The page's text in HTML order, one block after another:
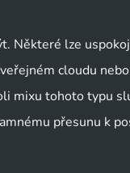
Některé lze
cloudu
mixu tohoto typu
přesunu k